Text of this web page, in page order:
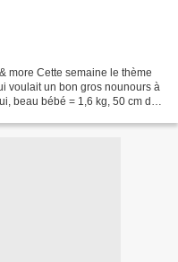
more Cette semaine le thème
voulait un bon gros nounours à
beau bébé = 1,6 kg, 50 cm de